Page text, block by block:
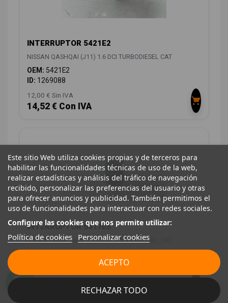
INTERRUPTOR 5421E2
NISSAN QASHQAI (J11) 1.6 DCI TURBODIESEL CAT
OEM: 5421E2
ID: 1269088
12,00 € Sin IVA
14,52 € Con IVA
INTERRUPTOR 5417E5
NISSAN QASHQAI (J11) 1.6 DCI TURBODIESEL CAT
12,00 € Sin IVA
14,52 € Con IVA
Este sitio Web utiliza cookies propias y de terceros para
habilitar las funcionalidades técnicas de uso de la web,
realizar estadísticas y análisis del tráfico de navegación
recibido, personalizar las preferencias del usuario y otras
para ofrecer anuncios y publicidad. También permitimos el
uso de funcionalidades para interactuar con redes sociales.
Configure las cookies que nos permite utilizar:
Política de cookies Personalizar cookies
RECHAZAR TODO
ACEPTO